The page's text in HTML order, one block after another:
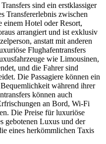
Transfers sind ein erstklassiger
Transfererlebnis zwischen
Hotel oder Resort,
arrangiert und ist exklusiv
anstatt mit anderen
Flughafentransfers
wie Limousinen,
und die Fahrer sind
Die Passagiere können ein
während ihrer
können auch
an Bord, Wi-Fi
Die Preise für luxuriöse
gebotenen Luxus und der
eines herkömmlichen Taxis